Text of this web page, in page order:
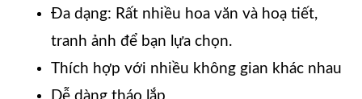
Đa dạng: Rất nhiều hoa văn và hoạ tiết,
tranh ảnh để bạn lựa chọn.
Thích hợp với nhiều không gian khác nhau